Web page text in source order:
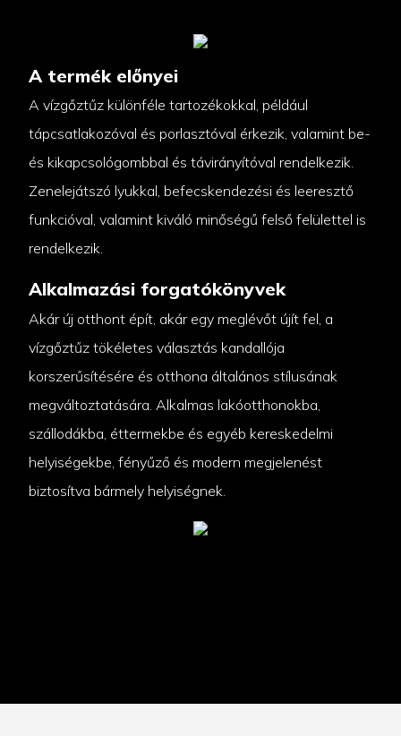
A termék előnyei
A vízgőztűz különféle tartozékokkal, például
tápcsatlakozóval és porlasztóval érkezik, valamint be-
és kikapcsológombbal és távirányítóval rendelkezik.
Zenelejátszó lyukkal, befecskendezési és leeresztő
funkcióval, valamint kiváló minőségű felső felülettel is
rendelkezik.
Alkalmazási forgatókönyvek
Akár új otthont épít, akár egy meglévőt újít fel, a
vízgőztűz tökéletes választás kandallója
korszerűsítésére és otthona általános stílusának
megváltoztatására. Alkalmas lakóotthonokba,
szállodákba, éttermekbe és egyéb kereskedelmi
helyiségekbe, fényűző és modern megjelenést
biztosítva bármely helyiségnek.